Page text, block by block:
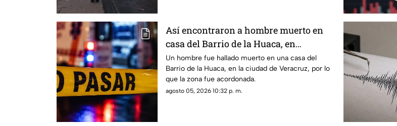
Así encontraron a hombre muerto en
casa del Barrio de la Huaca, en
Veracruz
Un hombre fue hallado muerto en una casa del
Barrio de la Huaca, en la ciudad de Veracruz, por lo
que la zona fue acordonada.
agosto 05, 2026 10:32 p. m.